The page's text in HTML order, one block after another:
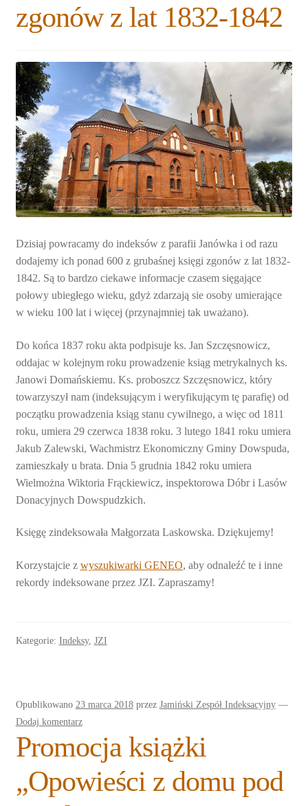
zgonów z lat 1832-1842
Dzisiaj powracamy do indeksów z parafii Janówka i od razu
dodajemy ich ponad 600 z grubaśnej księgi zgonów z lat 1832-
1842. Są to bardzo ciekawe informacje czasem sięgające
połowy ubiegłego wieku, gdyż zdarzają sie osoby umierające
w wieku 100 lat i więcej (przynajmniej tak uważano).
Do końca 1837 roku akta podpisuje ks. Jan Szczęsnowicz,
oddajac w kolejnym roku prowadzenie ksiąg metrykalnych ks.
Janowi Domańskiemu. Ks. proboszcz Szczęsnowicz, który
towarzyszył nam (indeksującym i weryfikującym tę parafię) od
początku prowadzenia ksiąg stanu cywilnego, a więc od 1811
roku, umiera 29 czerwca 1838 roku. 3 lutego 1841 roku umiera
Jakub Zalewski, Wachmistrz Ekonomiczny Gminy Dowspuda,
zamieszkały u brata. Dnia 5 grudnia 1842 roku umiera
Wielmożna Wiktoria Frąckiewicz, inspektorowa Dóbr i Lasów
Donacyjnych Dowspudzkich.
Księgę zindeksowała Małgorzata Laskowska. Dziękujemy!
Korzystajcie z wyszukiwarki GENEO, aby odnaleźć te i inne
rekordy indeksowane przez JZI. Zapraszamy!
Kategorie: Indeksy, JZI
Opublikowano 23 marca 2018 przez Jamiński Zespół Indeksacyjny —
Dodaj komentarz
Promocja książki
„Opowieści z domu pod